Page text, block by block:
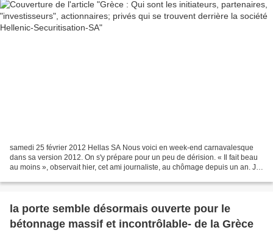
samedi 25 février 2012 Hellas SA Nous voici en week-end carnavalesque
dans sa version 2012. On s'y prépare pour un peu de dérision. « Il fait beau
au moins », observait hier, cet ami journaliste, au chômage depuis un an. Je
la porte semble désormais ouverte pour le
bétonnage massif et incontrôlable- de la Grèce